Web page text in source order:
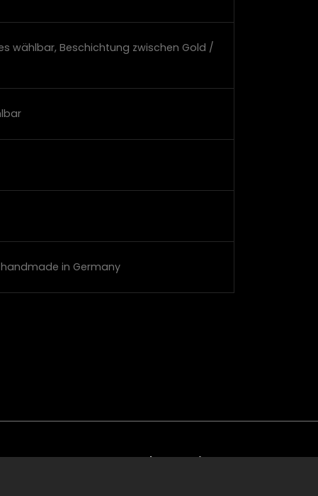
wählbar, Beschichtung zwischen Gold /
in Germany
Folgen Sie uns